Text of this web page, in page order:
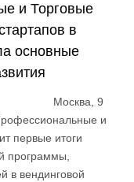
и Торговые
в
основные
Москва, 9
и
первые итоги
программы,
в вендинговой